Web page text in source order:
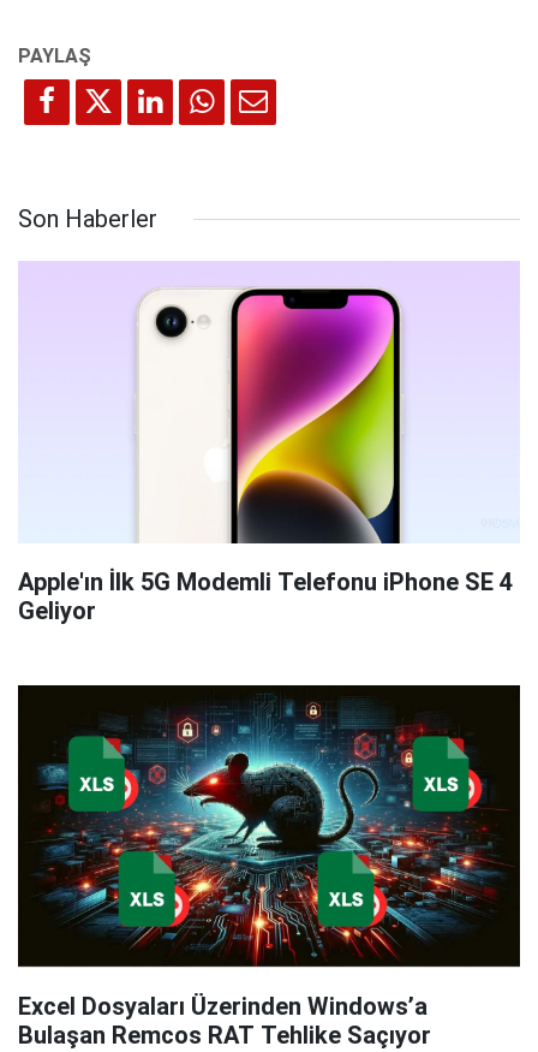
Son Haberler
Apple'ın İlk 5G Modemli Telefonu iPhone SE 4
Geliyor
Excel Dosyaları Üzerinden Windows’a
Bulaşan Remcos RAT Tehlike Saçıyor